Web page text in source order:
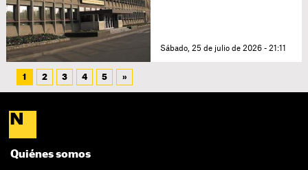
Sábado, 25 de julio de 2026 - 21:11
1 2 3 4 5 »
Quiénes somos